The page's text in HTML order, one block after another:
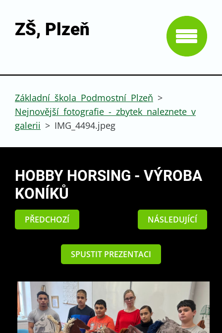
ZŠ, Plzeň
Základní škola Podmostní Plzeň >
Nejnovější fotografie - zbytek naleznete v
galerii > IMG_4494.jpeg
HOBBY HORSING - VÝROBA
KONÍKŮ
PŘEDCHOZÍ NÁSLEDUJÍCÍ
SPUSTIT PREZENTACI